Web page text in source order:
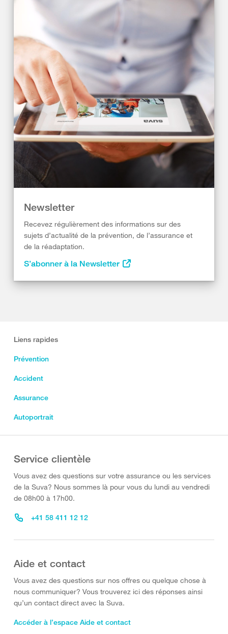
Newsletter
Recevez régulièrement des informations sur des
sujets d’actualité de la prévention, de l’assurance et
de la réadaptation.
S’abonner à la Newsletter
Liens rapides
Prévention
Accident
Assurance
Autoportrait
Service clientèle
Vous avez des questions sur votre assurance ou les services
de la Suva? Nous sommes là pour vous du lundi au vendredi
de 08h00 à 17h00.
+41 58 411 12 12
Aide et contact
Vous avez des questions sur nos offres ou quelque chose à
nous communiquer? Vous trouverez ici des réponses ainsi
qu’un contact direct avec la Suva.
Accéder à l’espace Aide et contact